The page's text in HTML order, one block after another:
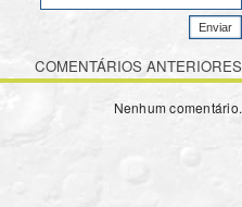
COMENTÁRIOS ANTERIORES
Nenhum comentário.